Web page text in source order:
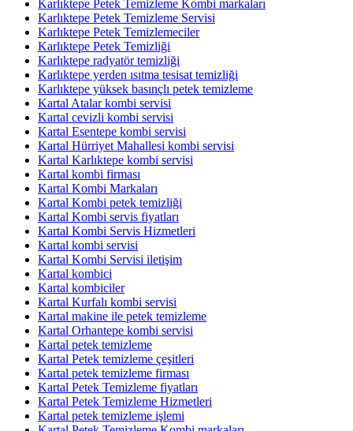
Karlıktepe Petek Temizleme Kombi markaları
Karlıktepe Petek Temizleme Servisi
Karlıktepe Petek Temizlemeciler
Karlıktepe Petek Temizliği
Karlıktepe radyatör temizliği
Karlıktepe yerden ısıtma tesisat temizliği
Karlıktepe yüksek basınçlı petek temizleme
Kartal Atalar kombi servisi
Kartal cevizli kombi servisi
Kartal Esentepe kombi servisi
Kartal Hürriyet Mahallesi kombi servisi
Kartal Karlıktepe kombi servisi
Kartal kombi firması
Kartal Kombi Markaları
Kartal Kombi petek temizliği
Kartal Kombi servis fiyatları
Kartal Kombi Servis Hizmetleri
Kartal kombi servisi
Kartal Kombi Servisi iletişim
Kartal kombici
Kartal kombiciler
Kartal Kurfalı kombi servisi
Kartal makine ile petek temizleme
Kartal Orhantepe kombi servisi
Kartal petek temizleme
Kartal Petek temizleme çeşitleri
Kartal petek temizleme firması
Kartal Petek Temizleme fiyatları
Kartal Petek Temizleme Hizmetleri
Kartal petek temizleme işlemi